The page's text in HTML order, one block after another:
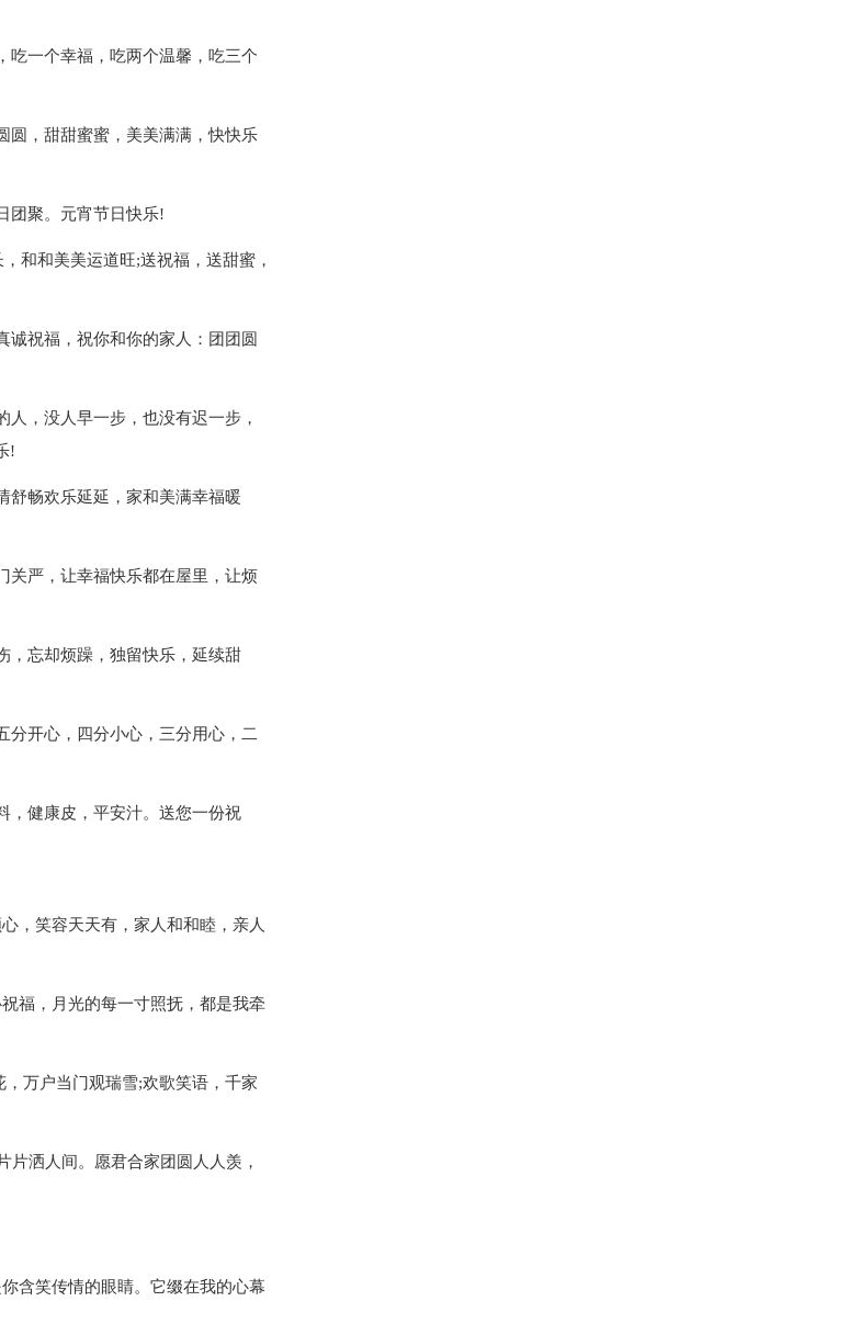
吃一个幸福，吃两个温馨，吃三个
圆，甜甜蜜蜜，美美满满，快快乐
团聚。元宵节日快乐!
和和美美运道旺;送祝福，送甜蜜，
诚祝福，祝你和你的家人：团团圆
，没人早一步，也没有迟一步，
!
舒畅欢乐延延，家和美满幸福暖
关严，让幸福快乐都在屋里，让烦
，忘却烦躁，独留快乐，延续甜
分开心，四分小心，三分用心，二
，健康皮，平安汁。送您一份祝
，笑容天天有，家人和和睦，亲人
福，月光的每一寸照抚，都是我牵
万户当门观瑞雪;欢歌笑语，千家
洒人间。愿君合家团圆人人羡，
含笑传情的眼睛。它缀在我的心幕